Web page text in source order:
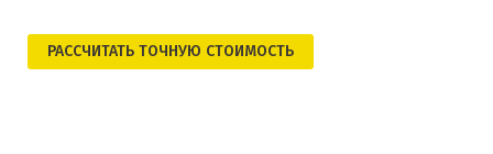
РАСCЧИТАТЬ ТОЧНУЮ СТОИМОСТЬ